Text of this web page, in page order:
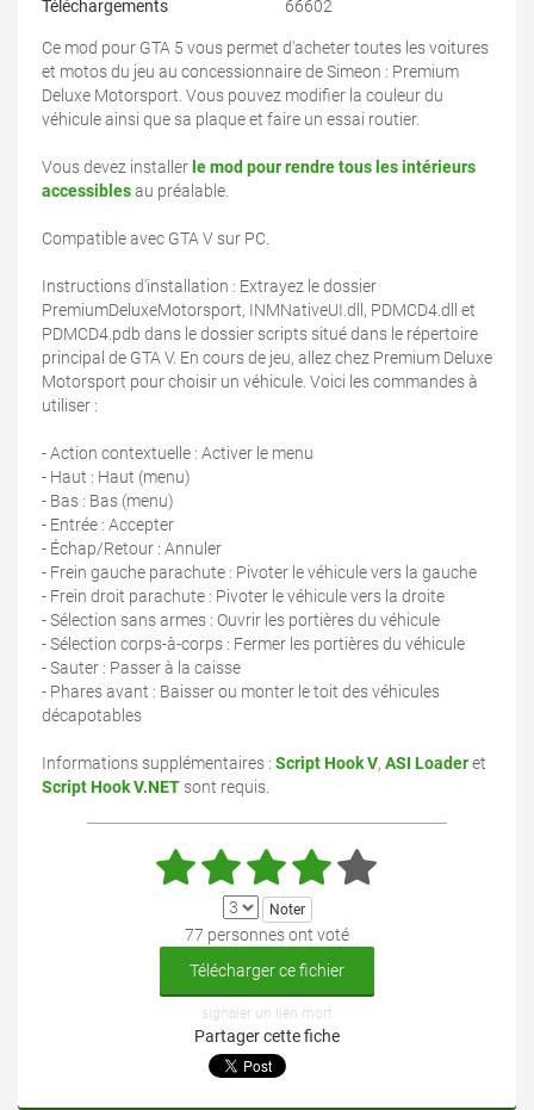
Téléchargements
66602
Ce mod pour GTA 5 vous permet d'acheter toutes les voitures
et motos du jeu au concessionnaire de Simeon : Premium
Deluxe Motorsport. Vous pouvez modifier la couleur du
véhicule ainsi que sa plaque et faire un essai routier.
Vous devez installer le mod pour rendre tous les intérieurs
accessiblesau préalable.
Compatible avec GTA V sur PC.
Instructions d'installation : Extrayez le dossier
PremiumDeluxeMotorsport, INMNativeUI.dll, PDMCD4.dll et
PDMCD4.pdb dans le dossier scripts situé dans le répertoire
principal de GTA V. En cours de jeu, allez chez Premium Deluxe
Motorsport pour choisir un véhicule. Voici les commandes à
utiliser :
- Action contextuelle : Activer le menu
- Haut : Haut (menu)
- Bas : Bas (menu)
- Entrée : Accepter
- Échap/Retour : Annuler
- Frein gauche parachute : Pivoter le véhicule vers la gauche
- Frein droit parachute : Pivoter le véhicule vers la droite
- Sélection sans armes : Ouvrir les portières du véhicule
- Sélection corps-à-corps : Fermer les portières du véhicule
- Sauter : Passer à la caisse
- Phares avant : Baisser ou monter le toit des véhicules
décapotables
Informations supplémentaires : Script Hook V, ASI Loaderet
Script Hook V.NET sont requis.
77 personnes ont voté
Télécharger ce fichier
signaler un lien mort
Partager cette fiche